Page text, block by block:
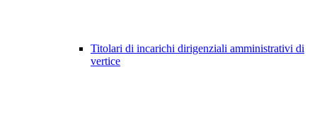
Titolari di incarichi dirigenziali amministrativi di
vertice